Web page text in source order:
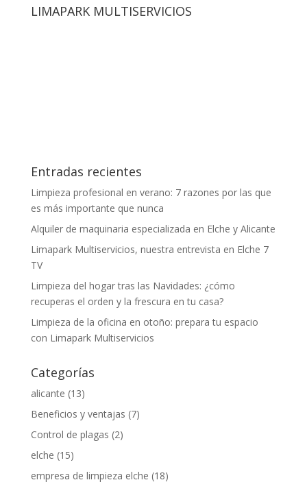
LIMAPARK MULTISERVICIOS
Entradas recientes
Limpieza profesional en verano: 7 razones por las que
es más importante que nunca
Alquiler de maquinaria especializada en Elche y Alicante
Limapark Multiservicios, nuestra entrevista en Elche 7
TV
Limpieza del hogar tras las Navidades: ¿cómo
recuperas el orden y la frescura en tu casa?
Limpieza de la oficina en otoño: prepara tu espacio
con Limapark Multiservicios
Categorías
alicante (13)
Beneficios y ventajas (7)
Control de plagas (2)
elche (15)
empresa de limpieza elche (18)